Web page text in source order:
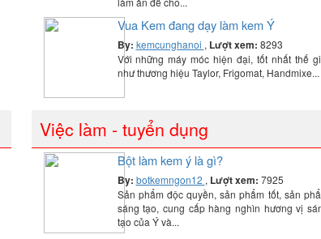
Vua Kem đang dạy làm kem Ý
By: kemcunghanoi , Lượt xem: 8293
Với những máy móc hiện đại, tốt nhất thế
như thương hiệu Taylor, Frigomat, Handmixe...
Việc làm - tuyển dụng
Bột làm kem ý là gì?
By: botkemngon12 , Lượt xem: 7925
Sản phẩm độc quyền, sản phẩm tốt, sản
sáng tạo, cung cấp hàng nghìn hương vị
tạo của Ý và...